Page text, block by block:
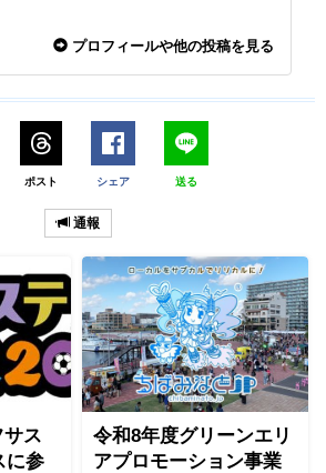
プロフィールや他の投稿を見る
ポスト シェア 送る
通報
ス
に参
令和8年度グリーンエリ
アプロモーション事業